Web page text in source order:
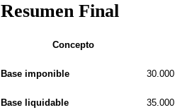
Resumen Final
Concepto
Base imponible
Base liquidable